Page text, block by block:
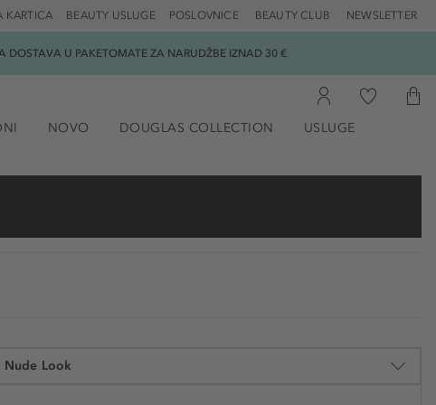
POSLOVNICE BEAUTY CLUB NEWSLETTER
BEAUTY USLUGE
KARTICA
U PAKETOMATE ZA NARUDŽBE IZNAD 30 €
NOVO DOUGLAS COLLECTION USLUGE
Nude Look